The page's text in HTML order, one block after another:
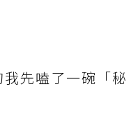
先嗑了一碗「秘